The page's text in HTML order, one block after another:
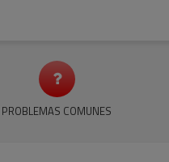
PROBLEMAS COMUNES